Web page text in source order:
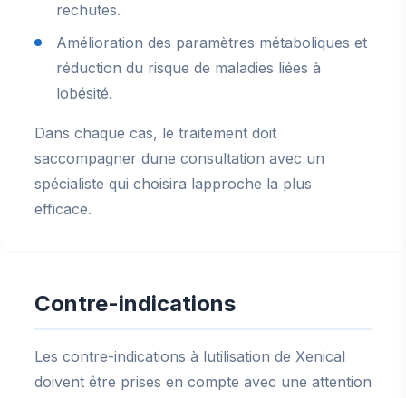
rechutes.
Amélioration des paramètres métaboliques et
réduction du risque de maladies liées à
lobésité.
Dans chaque cas, le traitement doit
saccompagner dune consultation avec un
spécialiste qui choisira lapproche la plus
efficace.
Contre-indications
Les contre-indications à lutilisation de Xenical
doivent être prises en compte avec une attention